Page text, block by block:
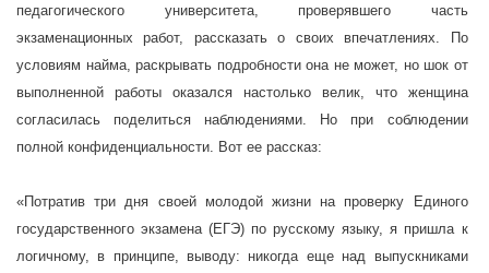
педагогического университета, проверявшего часть
экзаменационных работ, рассказать о своих впечатлениях. По
условиям найма, раскрывать подробности она не может, но шок от
выполненной работы оказался настолько велик, что женщина
согласилась поделиться наблюдениями. Но при соблюдении
полной конфиденциальности. Вот ее рассказ:
«Потратив три дня своей молодой жизни на проверку Единого
государственного экзамена (ЕГЭ) по русскому языку, я пришла к
логичному, в принципе, выводу: никогда еще над выпускниками